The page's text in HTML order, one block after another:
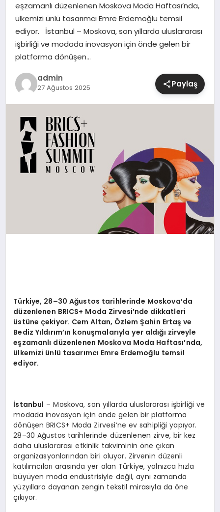
SPOR
TEKNOLOJI
YAŞAM
eşzamanlı düzenlenen Moskova Moda Haftası’nda,
ülkemizi ünlü tasarımcı Emre Erdemoğlu temsil
ediyor. İstanbul – Moskova, son yıllarda uluslararası
işbirliği ve modada inovasyon için önde gelen bir
platforma dönüşen…
admin
27 Ağustos 2025 Paylaş
Türkiye, 28–30 Ağustos tarihlerinde Moskova’da
düzenlenen BRICS+ Moda Zirvesi’nde dikkatleri
üstüne çekiyor. Cem Altan, Özlem Şahin Ertaş ve
Bediz Yıldırım’ın konuşmalarıyla yer aldığı zirveyle
eşzamanlı düzenlenen Moskova Moda Haftası’nda,
ülkemizi ünlü tasarımcı Emre Erdemoğlu temsil
ediyor.
İstanbul – Moskova, son yıllarda uluslararası işbirliği ve
modada inovasyon için önde gelen bir platforma
dönüşen BRICS+ Moda Zirvesi’ne ev sahipliği yapıyor.
28–30 Ağustos tarihlerinde düzenlenen zirve, bir kez
daha uluslararası etkinlik takviminin öne çıkan
organizasyonlarından biri oluyor. Zirvenin düzenli
katılımcıları arasında yer alan Türkiye, yalnızca hızla
büyüyen moda endüstrisiyle değil, aynı zamanda
yüzyıllara dayanan zengin tekstil mirasıyla da öne
çıkıyor.